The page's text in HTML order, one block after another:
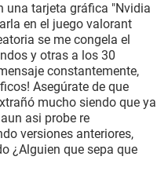
una tarjeta gráfica "Nvidia
en el juego valorant
se me congela el
y otras a los 30
constantemente,
Asegúrate de que
mucho siendo que ya
asi probe re
versiones anteriores,
¿Alguien que sepa que